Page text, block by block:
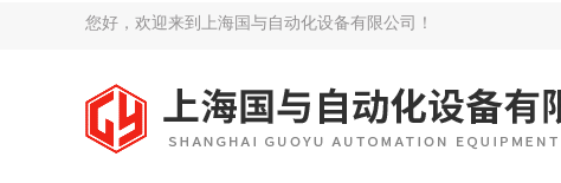
您好，欢迎来到上海国与自动化设备有限公司！